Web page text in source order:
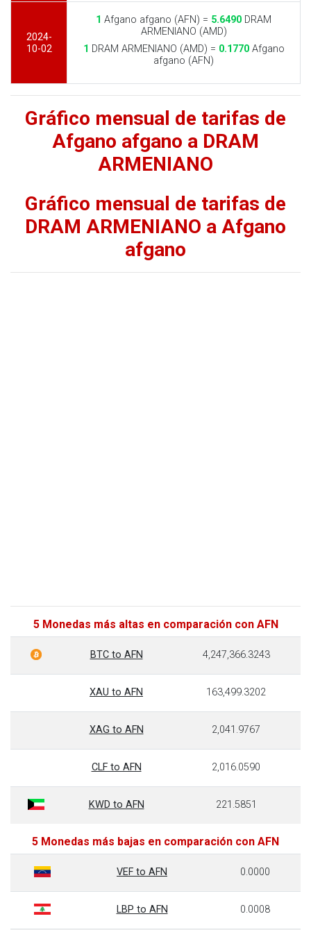
2024-
10-02
1 Afgano afgano (AFN) = 5.6490 DRAM
ARMENIANO (AMD)
1 DRAM ARMENIANO (AMD) = 0.1770Afgano
afgano (AFN)
Gráfico mensual de tarifas de
Afgano afgano a DRAM
ARMENIANO
Gráfico mensual de tarifas de
DRAM ARMENIANO a Afgano
afgano
5 Monedas más altas en comparación con AFN
BTC to AFN 4,247,366.3243
XAU to AFN 163,499.3202
XAG to AFN 2,041.9767
CLF to AFN 2,016.0590
KWD to AFN 221.5851
5 Monedas más bajas en comparación con AFN
VEF to AFN 0.0000
LBP to AFN 0.0008